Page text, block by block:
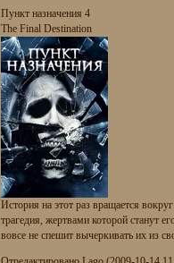
Пункт назначения 4
The Final Destination
История на этот раз вращается
трагедия, жертвами которой станут
вовсе не спешит вычеркивать их из